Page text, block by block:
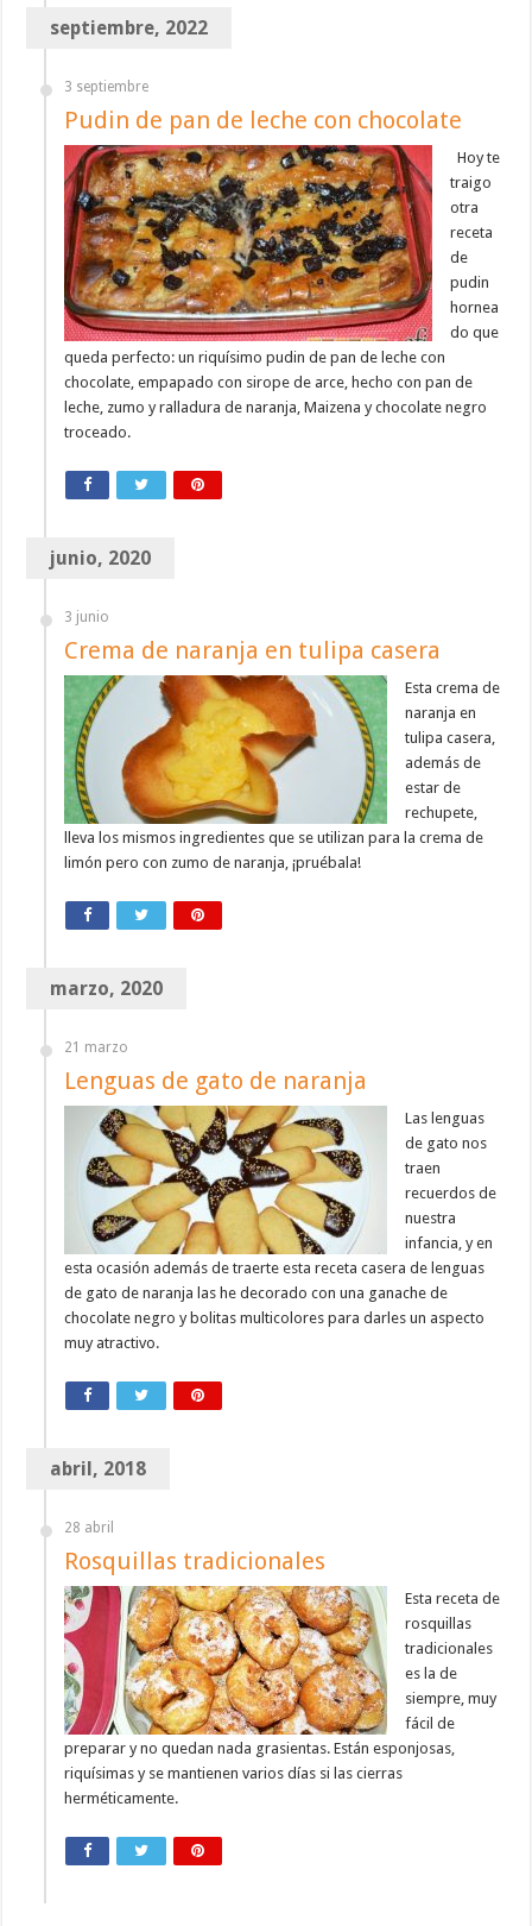
septiembre, 2022
3 septiembre
Pudin de pan de leche con chocolate
Hoy te
traigo
otra
receta
de
pudin
hornea
do que
queda perfecto: un riquísimo pudin de pan de leche con
chocolate, empapado con sirope de arce, hecho con pan de
leche, zumo y ralladura de naranja, Maizena y chocolate negro
troceado.
junio, 2020
3 junio
Crema de naranja en tulipa casera
Esta crema de
naranja en
tulipa casera,
además de
estar de
rechupete,
lleva los mismos ingredientes que se utilizan para la crema de
limón pero con zumo de naranja, ¡pruébala!
marzo, 2020
21 marzo
Lenguas de gato de naranja
Las lenguas
de gato nos
traen
recuerdos de
nuestra
infancia, y en
esta ocasión además de traerte esta receta casera de lenguas
de gato de naranja las he decorado con una ganache de
chocolate negro y bolitas multicolores para darles un aspecto
muy atractivo.
abril, 2018
28 abril
Rosquillas tradicionales
Esta receta de
rosquillas
tradicionales
es la de
siempre, muy
fácil de
preparar y no quedan nada grasientas. Están esponjosas,
riquísimas y se mantienen varios días si las cierras
herméticamente.